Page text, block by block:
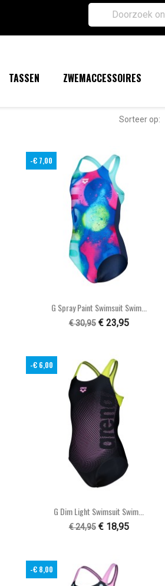
TASSEN ZWEMACCESSOIRES
Sorteer op:
Snel bekijken
G Spray Paint Swimsuit Swim...
€ 30,95 € 23,95
-€ 7,00
 Snel bekijken
G Dim Light Swimsuit Swim...
€ 24,95 € 18,95
-€ 6,00
-€ 8,00